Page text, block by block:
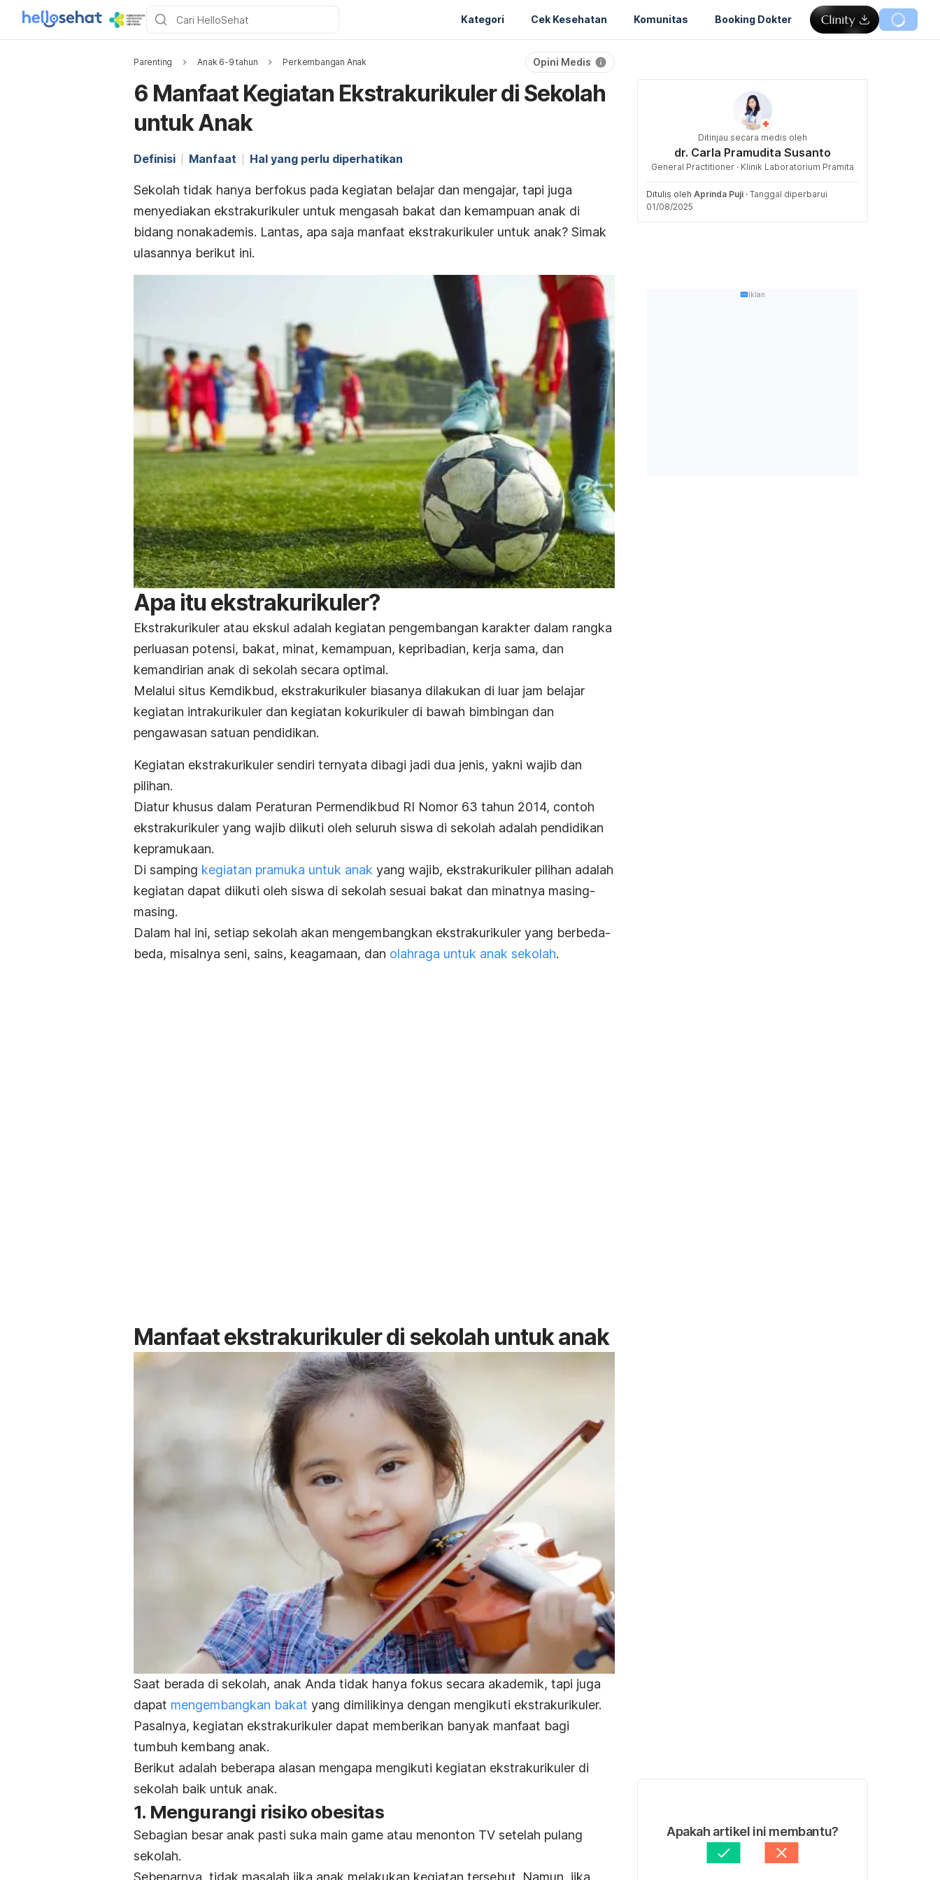
Kategori Cek Kesehatan Komunitas Booking Dokter
Parenting Anak 6-9 tahun Perkembangan Anak Opini Medis
6 Manfaat Kegiatan Ekstrakurikuler di Sekolah
untuk Anak
Definisi Manfaat Hal yang perlu diperhatikan
Sekolah tidak hanya berfokus pada kegiatan belajar dan mengajar, tapi juga
menyediakan ekstrakurikuler untuk mengasah bakat dan kemampuan anak di
bidang nonakademis. Lantas, apa saja manfaat ekstrakurikuler untuk anak? Simak
ulasannya berikut ini.
Apa itu ekstrakurikuler?
Ekstrakurikuler atau ekskul adalah kegiatan pengembangan karakter dalam rangka
perluasan potensi, bakat, minat, kemampuan, kepribadian, kerja sama, dan
kemandirian anak di sekolah secara optimal.
Melalui situs Kemdikbud, ekstrakurikuler biasanya dilakukan di luar jam belajar
kegiatan intrakurikuler dan kegiatan kokurikuler di bawah bimbingan dan
pengawasan satuan pendidikan.
Kegiatan ekstrakurikuler sendiri ternyata dibagi jadi dua jenis, yakni wajib dan
pilihan.
Diatur khusus dalam Peraturan Permendikbud RI Nomor 63 tahun 2014, contoh
ekstrakurikuler yang wajib diikuti oleh seluruh siswa di sekolah adalah pendidikan
kepramukaan.
Di samping kegiatan pramuka untuk anak yang wajib, ekstrakurikuler pilihan adalah
kegiatan dapat diikuti oleh siswa di sekolah sesuai bakat dan minatnya masing-
masing.
Dalam hal ini, setiap sekolah akan mengembangkan ekstrakurikuler yang berbeda-
beda, misalnya seni, sains, keagamaan, dan olahraga untuk anak sekolah.
Manfaat ekstrakurikuler di sekolah untuk anak
Saat berada di sekolah, anak Anda tidak hanya fokus secara akademik, tapi juga
dapat mengembangkan bakat yang dimilikinya dengan mengikuti ekstrakurikuler.
Pasalnya, kegiatan ekstrakurikuler dapat memberikan banyak manfaat bagi
tumbuh kembang anak.
Berikut adalah beberapa alasan mengapa mengikuti kegiatan ekstrakurikuler di
sekolah baik untuk anak.
1. Mengurangi risiko obesitas
Sebagian besar anak pasti suka main game atau menonton TV setelah pulang
sekolah.
Sebenarnya, tidak masalah jika anak melakukan kegiatan tersebut. Namun, jika
Ditinjau secara medis oleh
dr. Carla Pramudita Susanto
General Practitioner · Klinik Laboratorium Pramita
Ditulis oleh Aprinda Puji · Tanggal diperbarui
01/08/2025
Iklan
Apakah artikel ini membantu?